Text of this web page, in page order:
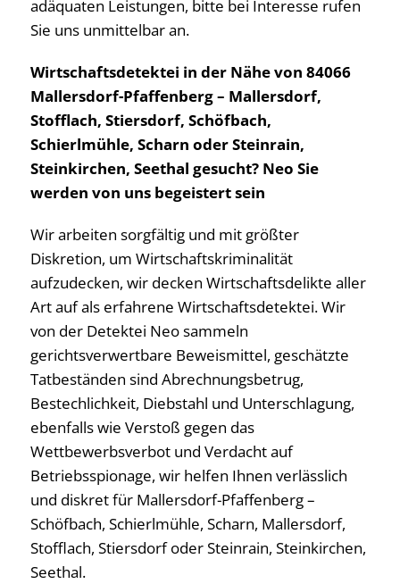
adäquaten Leistungen, bitte bei Interesse rufen
Sie uns unmittelbar an.
Wirtschaftsdetektei in der Nähe von 84066
Mallersdorf-Pfaffenberg – Mallersdorf,
Stofflach, Stiersdorf, Schöfbach,
Schierlmühle, Scharn oder Steinrain,
Steinkirchen, Seethal gesucht? Neo Sie
werden von uns begeistert sein
Wir arbeiten sorgfältig und mit größter
Diskretion, um Wirtschaftskriminalität
aufzudecken, wir decken Wirtschaftsdelikte aller
Art auf als erfahrene Wirtschaftsdetektei. Wir
von der Detektei Neo sammeln
gerichtsverwertbare Beweismittel, geschätzte
Tatbeständen sind Abrechnungsbetrug,
Bestechlichkeit, Diebstahl und Unterschlagung,
ebenfalls wie Verstoß gegen das
Wettbewerbsverbot und Verdacht auf
Betriebsspionage, wir helfen Ihnen verlässlich
und diskret für Mallersdorf-Pfaffenberg –
Schöfbach, Schierlmühle, Scharn, Mallersdorf,
Stofflach, Stiersdorf oder Steinrain, Steinkirchen,
Seethal.